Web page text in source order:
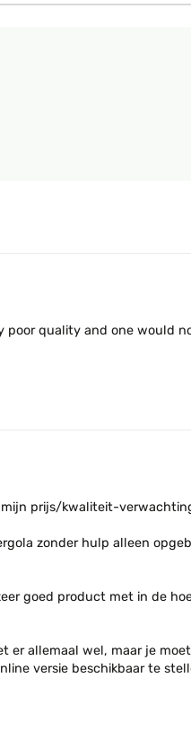
quality and one would
prijs/kwaliteit-
zonder hulp alleen
goed product met in de
allemaal wel, maar je
versie beschikbaar te